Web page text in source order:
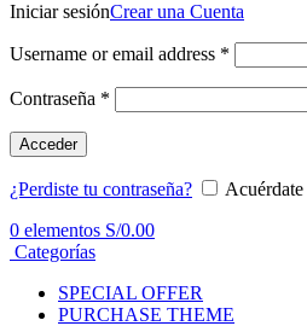
Iniciar sesiónCrear una Cuenta
Username or email address *
Contraseña *
Acceder
¿Perdiste tu contraseña?
0 elementos S/0.00
Categorías
SPECIAL OFFER
PURCHASE THEME